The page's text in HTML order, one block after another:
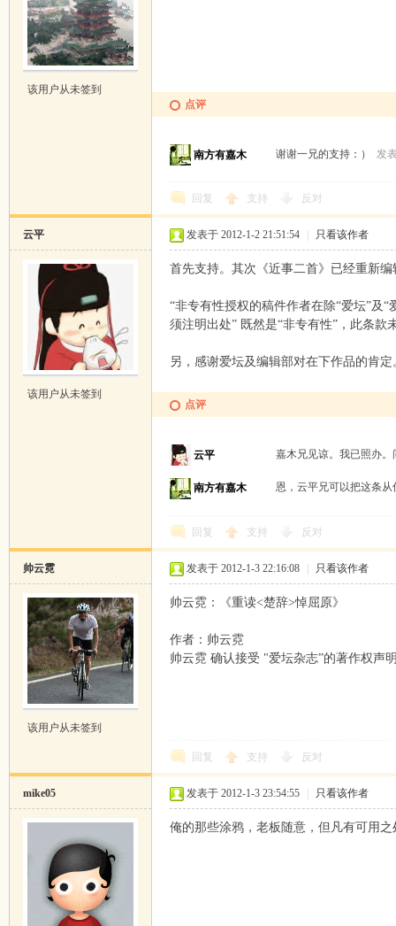
该用户从未签到
点评
南方有嘉木 谢谢一兄的支持：） 发
回复 支持 反对
云平
该用户从未签到
发表于 2012-1-2 21:51:54 只看该作者
首先支持。其次《近事二首》已经重新
“非专有性授权的稿件作者在除“爱坛”及
须注明出处” 既然是“非专有性”，此条款
另，感谢爱坛及编辑部对在下作品的肯定
点评
云平 嘉木兄见谅。我已照办
南方有嘉木 恩，云平兄可以把这条
回复 支持 反对
帅云霓
该用户从未签到
发表于 2012-1-3 22:16:08 只看该作者
帅云霓：《重读<楚辞>悼屈原》
作者：帅云霓
帅云霓 确认接受 "爱坛杂志”的著作权声
回复 支持 反对
mike05 发表于 2012-1-3 23:54:55 只看该作者
俺的那些涂鸦，老板随意，但凡有可用